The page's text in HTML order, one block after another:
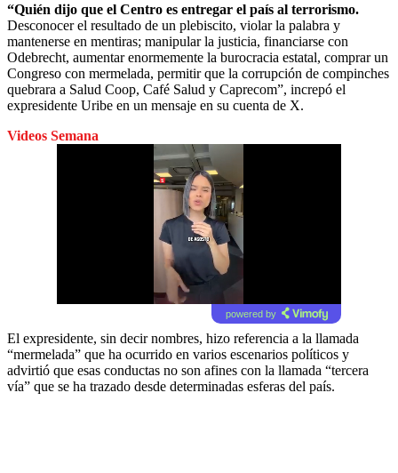
“Quién dijo que el Centro es entregar el país al terrorismo.
Desconocer el resultado de un plebiscito, violar la palabra y
mantenerse en mentiras; manipular la justicia, financiarse con
Odebrecht, aumentar enormemente la burocracia estatal, comprar un
Congreso con mermelada, permitir que la corrupción de compinches
quebrara a Salud Coop, Café Salud y Caprecom”, increpó el
expresidente Uribe en un mensaje en su cuenta de X.
Videos Semana
powered by
El expresidente, sin decir nombres, hizo referencia a la llamada
“mermelada” que ha ocurrido en varios escenarios políticos y
advirtió que esas conductas no son afines con la llamada “tercera
vía” que se ha trazado desde determinadas esferas del país.